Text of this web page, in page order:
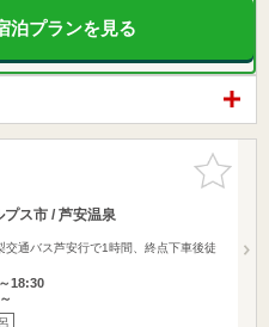
泊プランを見る
お気に入
りに追加
プス市 / 芦安温泉
交通バス芦安行で1時間、終点下車後徒
18:30